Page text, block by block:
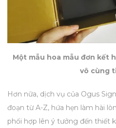
Một mẫu hoa mẫu đơn kết
vô cùng
Hơn nữa, dịch vụ của Ogus
đoạn từ A-Z, hứa hẹn làm hài
phối hợp lên ý tưởng đến thiết